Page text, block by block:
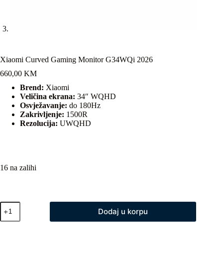
Xiaomi Curved Gaming Monitor G34WQi 2026
660,00 KM
Brend: Xiaomi
Veličina ekrana: 34″ WQHD
Osvježavanje: do 180Hz
Zakrivljenje: 1500R
Rezolucija: UWQHD
16 na zalihi
Xiaomi
Curved
Gaming
Dodaj u korpu